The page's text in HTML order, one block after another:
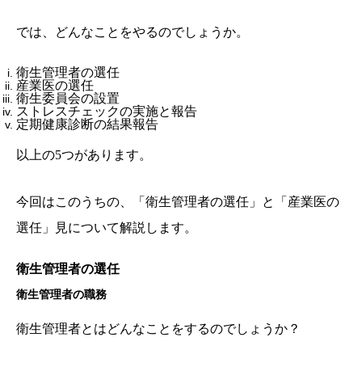
では、どんなことをやるのでしょうか。
衛生管理者の選任
産業医の選任
衛生委員会の設置
ストレスチェックの実施と報告
定期健康診断の結果報告
以上の5つがあります。
今回はこのうちの、
「衛生管理者の選任」と「産業医の
選任」見について解説します。
衛生管理者の選任
衛生管理者の職務
衛生管理者とはどんなことをするのでしょうか？